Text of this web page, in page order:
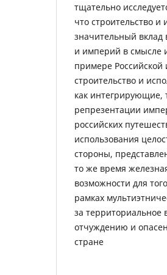
тщательно
что строительство и
значительный вклад
и империй в смысле
примере Российской
строительство и
как интегрирующие,
репрезентации
российских
использования
стороны,
то же время
возможности для
рамках
за территориальное
отчуждению и
стране